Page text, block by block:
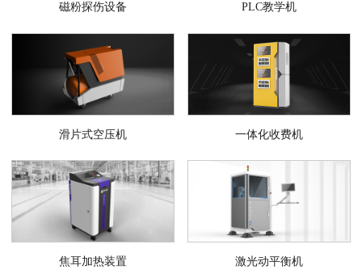
磁粉探伤设备 PLC教学机
滑片式空压机 一体化收费机
焦耳加热装置 激光动平衡机